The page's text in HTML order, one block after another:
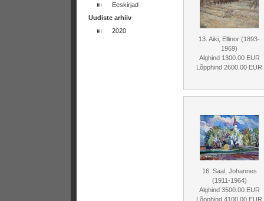
Eeskirjad
Uudiste arhiiv
2020
13. Aiki, Ellinor (1893-
1969)
Alghind 1300.00 EUR
Lõpphind 2600.00 EUR
16. Saal, Johannes
(1911-1964)
Alghind 3500.00 EUR
Lõpphind 4100.00 EUR